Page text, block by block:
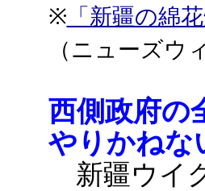
※ 「新疆の綿
（ニューズウ
西側政府の
やりかねな
新疆ウイ